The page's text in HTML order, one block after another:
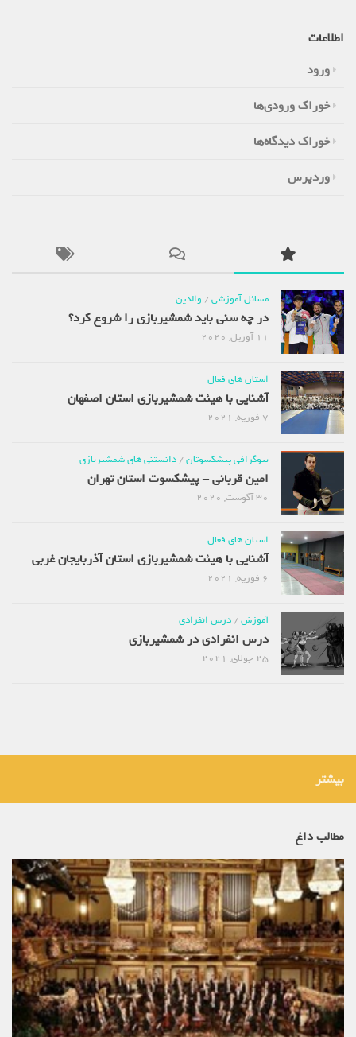
اطلاعات
ورود
خوراک ورودی‌ها
خوراک دیدگاه‌ها
وردپرس
مسائل آموزشی/والدین
در چه سنی باید شمشیربازی را شروع کرد؟
استان های فعال
آشنایی با هیئت شمشیربازی استان اصفهان
بیوگرافی پیشکسوتان/دانستنی های شمشیربازی
امین قربانی – پیشکسوت استان تهران
استان های فعال
آشنایی با هیئت شمشیربازی استان آذربایجان غربی
آموزش/درس انفرادی
درس انفرادی در شمشیربازی
بیشتر
مطالب داغ